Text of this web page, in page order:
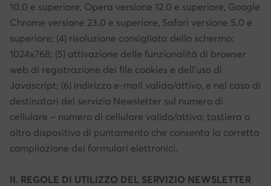
10.0 e superiore, Opera versione 12.0 e superiore, Google
Chrome versione 23.0 e superiore, Safari versione 5.0 e
superiore; (4) risoluzione consigliata dello schermo:
1024x768; (5) attivazione delle funzionalità di browser
web di registrazione dei file cookies e dell’uso di
Javascript; (6) indirizzo e-mail valido/attivo, e nel caso di
destinatari del servizio Newsletter sul numero di
cellulare – numero di cellulare valido/attivo; tastiera o
altro dispositivo di puntamento che consenta la corretta
compilazione dei formulari elettronici.
II. REGOLE DI UTILIZZO DEL SERVIZIO NEWSLETTER